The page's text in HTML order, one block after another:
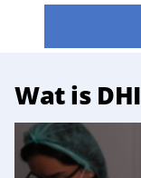
Wat is DHI